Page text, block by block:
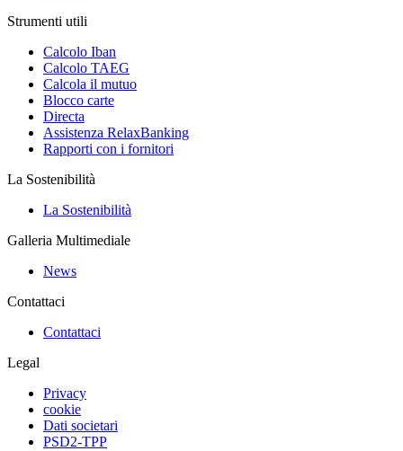
Strumenti utili
Calcolo Iban
Calcolo TAEG
Calcola il mutuo
Blocco carte
Directa
Assistenza RelaxBanking
Rapporti con i fornitori
La Sostenibilità
La Sostenibilità
Galleria Multimediale
News
Contattaci
Contattaci
Legal
Privacy
cookie
Dati societari
PSD2-TPP